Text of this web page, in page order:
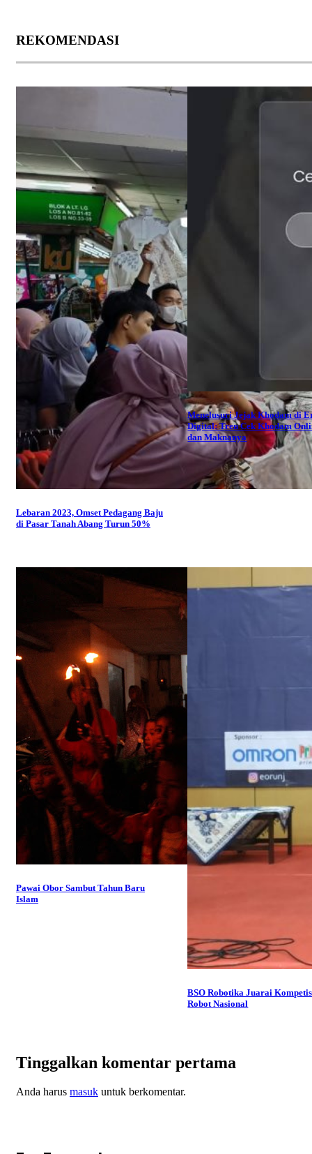
REKOMENDASI
Lebaran 2023, Omset Pedagang Baju
di Pasar Tanah Abang Turun 50%
Menelusuri Jejak Khodam di
Digital: Tren Cek Khodam
dan Maknanya
Pawai Obor Sambut Tahun Baru
Islam
BSO Robotika Juarai
Robot Nasional
Tinggalkan komentar pertama
Anda harus masuk untuk berkomentar.